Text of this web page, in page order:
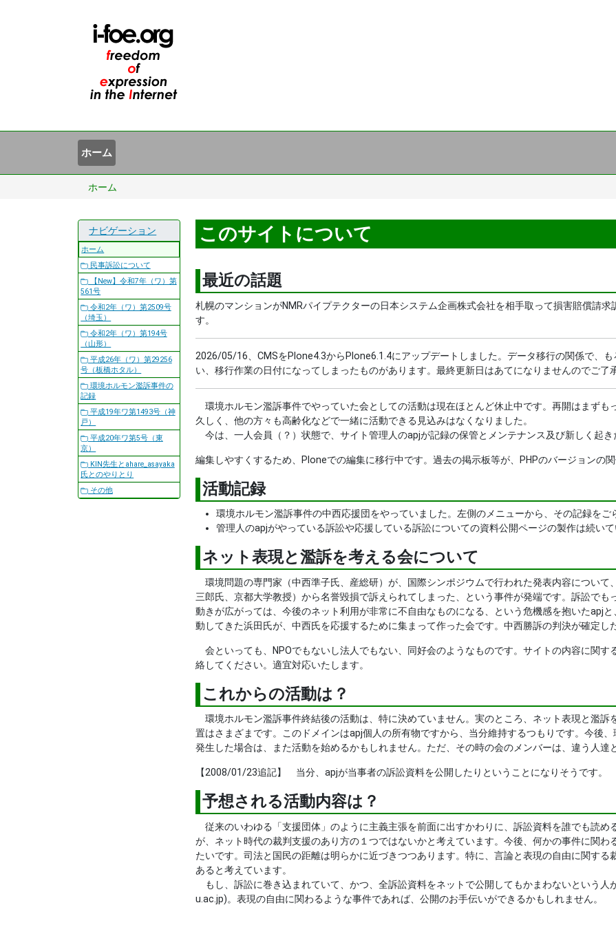
ホーム
ホーム
このサイトについて
最近の話題
札幌のマンションがNMRパイプテクターの日本システム企画株式会社を相手取って損害賠償請
す。
2026/05/16、CMSをPlone4.3からPlone6.1.4にアップデートしました。データ移行の関係で、
い、移行作業の日付になってしまったものがあります。最終更新日はあてになりませんのでご了
環境ホルモン濫訴事件でやっていた会としての活動は現在ほとんど休止中です。再開はまずも
久しく、他の方々も高齢化などで一緒に活動できる見込みはなくなりました。
今は、一人会員（？）状態で、サイト管理人のapjが記録の保管とメンテナンス及び新しく起き
編集しやすくするため、Ploneでの編集に移行中です。過去の掲示板等が、PHPのバージョンの
活動記録
環境ホルモン濫訴事件の中西応援団をやっていました。左側のメニューから、その記録をご
管理人のapjがやっている訴訟や応援している訴訟についての資料公開ページの製作は続いて
ネット表現と濫訴を考える会について
環境問題の専門家（中西準子氏、産総研）が、国際シンポジウムで行われた発表内容について
三郎氏、京都大学教授）から名誉毀損で訴えられてしまった、という事件が発端です。訴訟で
動きが広がっては、今後のネット利用が非常に不自由なものになる、という危機感を抱いたapj
動してきた浜田氏が、中西氏を応援するために集まって作った会です。中西勝訴の判決が確定し
会といっても、NPOでもないし法人でもない、同好会のようなものです。サイトの内容に関
絡してください。適宜対応いたします。
これからの活動は？
環境ホルモン濫訴事件終結後の活動は、特に決めていません。実のところ、ネット表現と濫訴
置はさまざまです。このドメインはapj個人の所有物ですから、当分維持するつもりです。今後
発生した場合は、また活動を始めるかもしれません。ただ、その時の会のメンバーは、違う人達
【2008/01/23追記】 当分、apjが当事者の訴訟資料を公開したりということになりそうです。
予想される活動内容は？
従来のいわゆる「支援団体」のように主義主張を前面に出すかわりに、訴訟資料を誰でも読め
が、ネット時代の裁判支援のあり方の１つではないかと考えています。今後、何かの事件に関
たいです。司法と国民の距離は明らかに近づきつつあります。特に、言論と表現の自由に関す
あると考えています。
もし、訴訟に巻き込まれていて、かつ、全訴訟資料をネットで公開してもかまわないという
u.ac.jp)。表現の自由に関わるような事件であれば、公開のお手伝いができるかもしれません。
ナビゲーション
ホーム
民事訴訟について
【New】令和7年（ワ）第
561号
令和2年（ワ）第2509号
（埼玉）
令和2年（ワ）第194号
（山形）
平成26年（ワ）第29256
号（板橋ホタル）
環境ホルモン濫訴事件の
記録
平成19年ワ第1493号（神
戸）
平成20年ワ第5号（東
京）
KIN先生とahare_asayaka
氏とのやりとり
その他